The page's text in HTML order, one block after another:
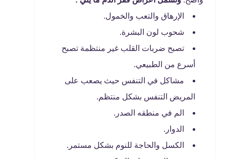
الإرهاق والتعب والخمول.
شحوب لون البشرة.
تصبح ضربات القلب غير منتظمة تصبح
أسرع من الطبيعي.
مشاكل في التنفس حيث يصعب على
المريض التنفس بشكل منتظم.
الم في منطقه الصدر.
الدوار.
الكسل والحاجة للنوم بشكل مستمر.